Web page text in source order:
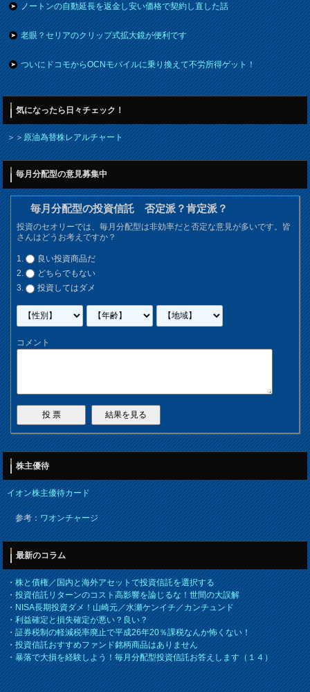
ノートンの自動延長を返金し安い価格で契約し直した話
老眼？セリアのクリップ式拡大鏡が便利です
ついにドコモからOCNモバイルに乗り換えて不労所得ゲット！
気になったら日々チェック！
＞＞原油為替株レアルチャート
毎月分配型の意見募集中
毎月分配型の投資信託 否定派？肯定派？
投資のセオリーでは、毎月分配型は非効率だと否定な意見が多いです。皆
さんはどうお考えですか？
良い投資商品だ
どちらでもない
投資してはダメ
コメント
株主優待
イオン株主優待カード
参考：ワオンチャージ
最新のコラム
・株と債権／国内と海外アセットで投資信託を選択する
・投資信託リターンのコスト高影響を論じるな！世間の大誤解
・NISA長期投資ダメ！山崎元／水瀬ケンイチ／カンチュンド
・利益確定と損失確定が悪い？良い？
・証券税制の軽減税率廃止で平成26年20％課税なんか怖くない！
・投資信託おすすめファンド銘柄商品はありません
・暴落で大損を経験しよう！毎月分配型投資信託お答えします（１４）